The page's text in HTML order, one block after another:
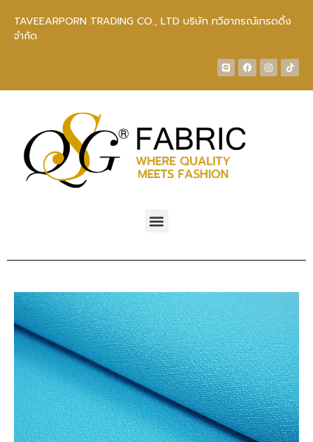
TAVEEARPORN TRADING CO., LTD บริษัท ทวีอาภรณ์เทรดดิ้ง
จำกัด